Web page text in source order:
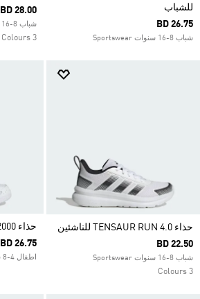
للشباب
BD 26.75
شباب 8-16 سنوات Sportswear
BD 28.00
شباب 8-16 سنوات Gym & Training
3 Colours
حذاء TENSAUR RUN 4.0 للناشئين
BD 22.50
شباب 8-16 سنوات Sportswear
3 Colours
حذاء ECLYPTIX 2000
BD 26.75
اطفال 4-8 سنوات Sportswear